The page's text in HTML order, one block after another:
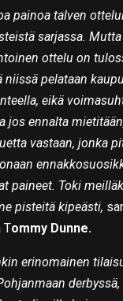
painoa talven
sarjassa.
ottelu on
niissä pelataan
eikä
jos ennalta
vastaan, jonka
paineet. Toki
pisteitä kipeästi,
Tommy Dunne.
erinomainen